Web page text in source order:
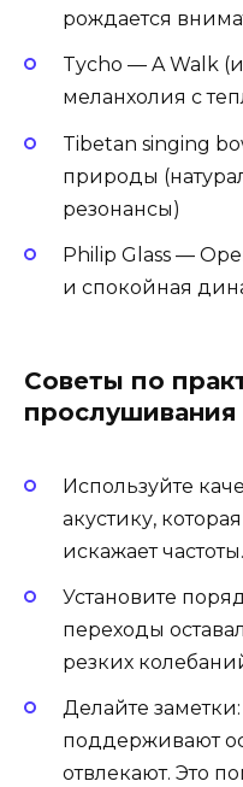
рождается
Tycho — A Walk
меланхолия с
Tibetan singing
природы
резонансы)
Philip Glass —
и спокойная
Советы по
прослушивания
Используйте
акустику,
искажает частоты.
Установите
переходы
резких
Делайте
поддерживают
отвлекают. Это